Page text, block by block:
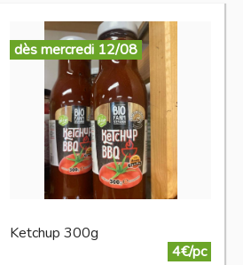
dès mercredi 12/08
Ketchup 300g
4€/pc